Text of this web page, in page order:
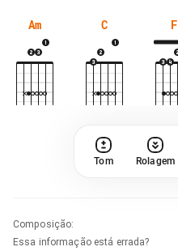
Am C F
Tom Rolagem
Composição:
Essa informação está errada?